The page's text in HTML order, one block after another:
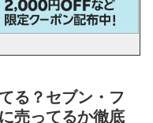
る？セブン・フ
売ってるか徹底